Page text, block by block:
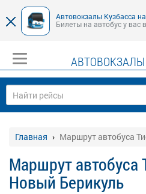
Автовокзалы Кузбасса
Билеты на автобус у вас
Главная Маршрут автобуса
Маршрут автобуса
Новый Берикуль